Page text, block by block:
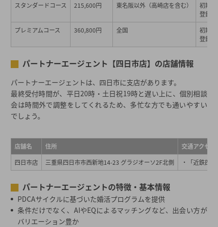
スタンダードコース 215,600円 東名阪以外（高崎店を含む）
初期
登録
プレミアムコース
360,800円 全国
初期
登録
パートナーエージェント【四日市店】の店舗情報
パートナーエージェントは、四日市に支店があります。
最終受付時間が、平日20時・土日祝19時と遅い上に、個別相談
会は時間外で調整をしてくれるため、多忙な方でも通いやすい
でしょう。
店舗名 住所
交通アクセス
四日市店
三重県四日市市西新地14-23 グラジオーソ2F北側 ・「近鉄四
パートナーエージェントの特徴・基本情報
PDCAサイクルに基づいた婚活プログラムを提供
条件だけでなく、AIやEQによるマッチングなど、出会い方が
バリエーション豊か